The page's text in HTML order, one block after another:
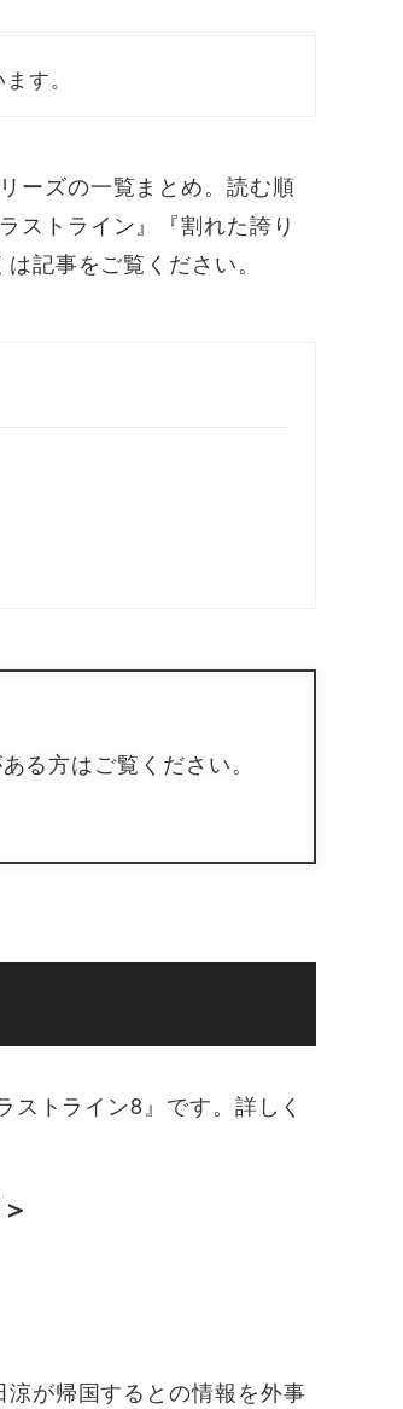
す。
ーズの一覧まとめ。読む順
ストライン』『割れた誇り
記事をご覧ください。
る方はご覧ください。
トライン8』です。詳しく
が帰国するとの情報を外事